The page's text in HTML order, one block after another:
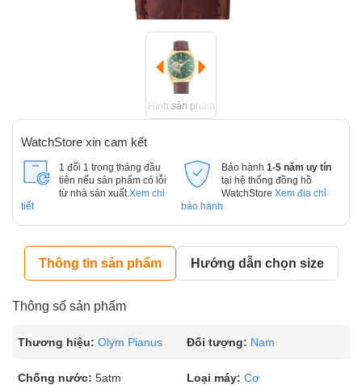
Hình sản phẩm
WatchStore xin cam kết
1 đổi 1 trong tháng đầu
tiên nếu sản phẩm có lỗi
từ nhà sản xuất. Xem chi
tiết
Bảo hành 1-5 năm uy tín
tại hệ thống đồng hồ
WatchStore Xem địa chỉ
bảo hành
Thông tin sản phẩm Hướng dẫn chọn size
Thông số sản phẩm
Thương hiệu: Olym Pianus Đối tượng: Nam
Chống nước: 5atm Loại máy: Cơ